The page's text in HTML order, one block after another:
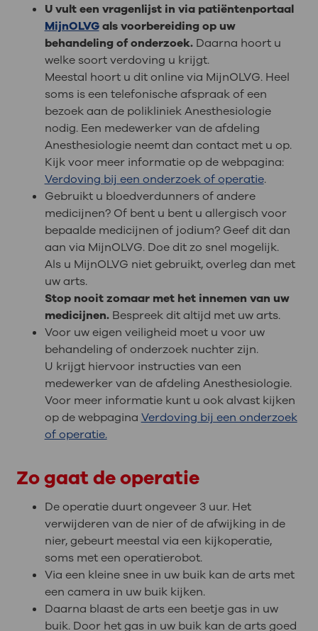
U vult een vragenlijst in via patiëntenportaal
MijnOLVGals voorbereiding op uw
behandeling of onderzoek.Daarna hoort u
welke soort verdoving u krijgt.
Meestal hoort u dit online via MijnOLVG. Heel
soms is een telefonische afspraak of een
bezoek aan de polikliniek Anesthesiologie
nodig. Een medewerker van de afdeling
Anesthesiologie neemt dan contact met u op.
Kijk voor meer informatie op de webpagina:
Verdoving bij een onderzoek of operatie.
Gebruikt u bloedverdunners of andere
medicijnen? Of bent u bent u allergisch voor
bepaalde medicijnen of jodium? Geef dit dan
aan via MijnOLVG. Doe dit zo snel mogelijk.
Als u MijnOLVG niet gebruikt, overleg dan met
uw arts.
Stop nooit zomaar met het innemen van uw
medicijnen.Bespreek dit altijd met uw arts.
Voor uw eigen veiligheid moet u voor uw
behandeling of onderzoek nuchter zijn.
U krijgt hiervoor instructies van een
medewerker van de afdeling Anesthesiologie.
Voor meer informatie kunt u ook alvast kijken
op de webpagina Verdoving bij een onderzoek
of operatie.
Zo gaat de operatie
De operatie duurt ongeveer 3 uur. Het
verwijderen van de nier of de afwijking in de
nier, gebeurt meestal via een kijkoperatie,
soms met een operatierobot.
Via een kleine snee in uw buik kan de arts met
een camera in uw buik kijken.
Daarna blaast de arts een beetje gas in uw
buik. Door het gas in uw buik kan de arts goed